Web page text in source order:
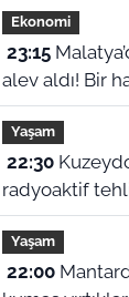
Ekonomi
23:15Malatya’da altın piyasası
alev aldı! Bir
fiyat
Yaşam
22:30Kuzeydoğu Atlantik'te
radyoaktif
dibindeki 200
parçalanıyor
Yaşam
22:00Mantardan üretilen canlı